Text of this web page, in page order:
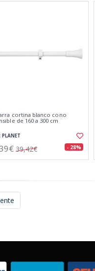
cortina blanco cono
de 160 a 300 cm
PLANET
39,42€ - 28%